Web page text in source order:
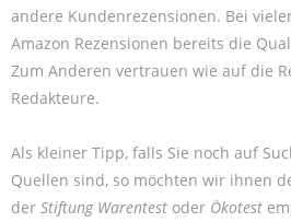
andere Kundenrezensionen. Bei
Amazon Rezensionen bereits die
Zum Anderen vertrauen wie auf die
Redakteure.
Als kleiner Tipp, falls Sie noch auf
Quellen sind, so möchten wir ihnen
der Stiftung Warentest oder Ökotest